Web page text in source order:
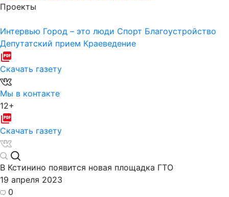
Проекты
Интервью Город – это люди Спорт Благоустройство
Депутатский прием Краеведение
Скачать газету
Мы в контакте
12+
Скачать газету
В Кстинино появится новая площадка ГТО
19 апреля 2023
0